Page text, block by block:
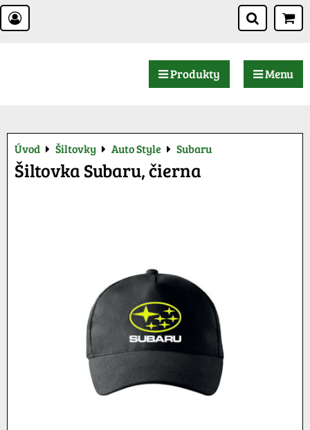
Produkty Menu
Úvod Šiltovky Auto Style Subaru
Šiltovka Subaru, čierna